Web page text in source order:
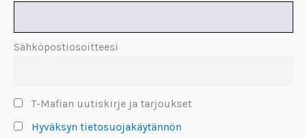
Sähköpostiosoitteesi
T-Mafian uutiskirje ja tarjoukset
Hyväksyn tietosuojakäytännön